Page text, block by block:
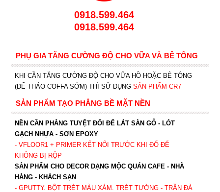
0918.599.464
0918.599.464
PHỤ GIA TĂNG CƯỜNG ĐỘ CHO VỮA VÀ BÊ TÔNG
KHI CẦN TĂNG CƯỜNG ĐỘ CHO VỮA HỒ HOẶC BÊ TÔNG
(ĐỂ THÁO COFFA SỚM) THÌ SỬ DỤNG SẢN PHẨM CR7
SẢN PHẨM TẠO PHẲNG BỀ MẶT NỀN
NỀN CẦN PHẲNG TUYỆT ĐỐI ĐỂ LÁT SÀN GỖ - LÓT
GẠCH NHỰA - SƠN EPOXY
- VFLOOR1+ PRIMER KẾT NỐI TRƯỚC KHI ĐỔ ĐỂ
KHÔNG BỊ RỘP
SẢN PHẨM CHO DECOR DẠNG MỘC QUÁN CAFE - NHÀ
HÀNG - KHÁCH SẠN
- GPUTTY. BỘT TRÉT MÀU XÁM. TRÉT TƯỜNG - TRẦN ĐÀ